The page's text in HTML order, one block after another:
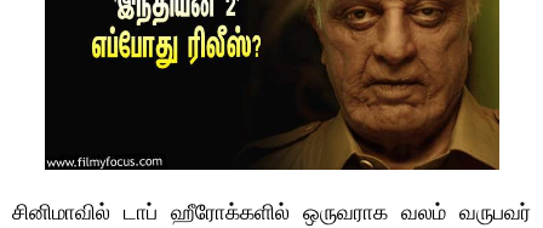
சினிமாவில் டாப் ஹீரோக்களில் ஒருவராக வலம் வருபவர்